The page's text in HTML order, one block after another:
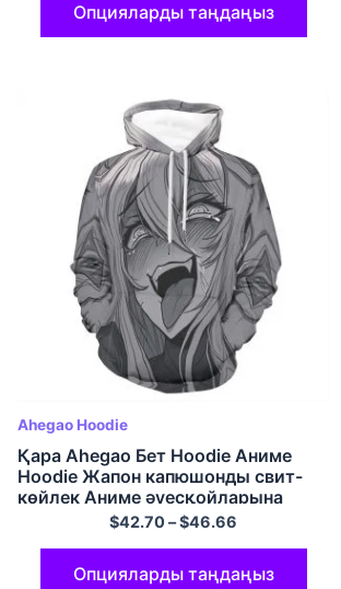
Опцияларды таңдаңыз
Ahegao Hoodie
Қара Ahegao Бет Hoodie Аниме
Hoodie Жапон капюшонды свит-
көйлек Аниме әуесқойларына
арналған Полиэфир жайлы Hoodie
$42.70–$46.66
Опцияларды таңдаңыз